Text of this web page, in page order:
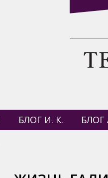
БЛОГ И. К. БЛОГ